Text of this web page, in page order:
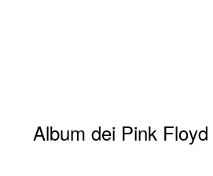
Album dei Pink